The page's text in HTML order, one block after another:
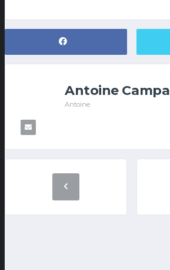
Antoine Campa
Antoine